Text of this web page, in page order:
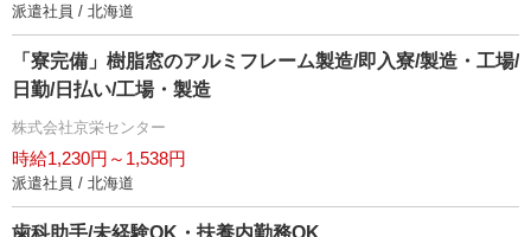
派遣社員 / 北海道
「寮完備」樹脂窓のアルミフレーム製造/即入寮/製造・工場/
日勤/日払い/工場・製造
株式会社京栄センター
時給1,230円～1,538円
派遣社員 / 北海道